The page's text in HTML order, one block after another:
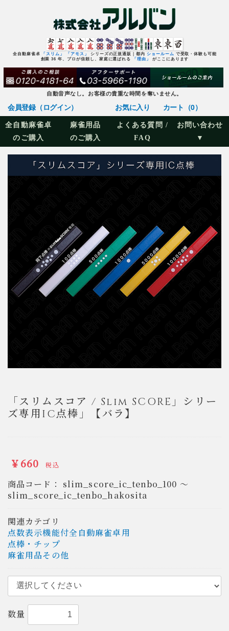
全自動麻雀卓 「スリム」 「アモス」 シリーズの正規通販｜都内 ショールーム で受取・体験も可能
創業 36 年、プロが信頼し、家庭に選ばれる 「理由」 がここにあります
自動音声なし。お客様の貴重な時間を奪いません。
会員登録（ログイン） お気に入り カート（0）
全自動麻雀卓
のご購入
麻雀用品
のご購入
よくある質問 /
FAQ
お問い合わせ
▼
「スリムスコア / Slim SCORE」シリー
ズ専用IC点棒」【バラ】
￥660 税込
商品コード： slim_score_ic_tenbo_100 ～
slim_score_ic_tenbo_hakosita
関連カテゴリ
点数表示機能付全自動麻雀卓用
点棒・チップ
麻雀用品その他
数量